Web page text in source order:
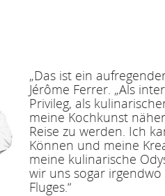
„Das ist ein
Jérôme Ferrer. „Als
Privileg, als
meine Kochkunst
Reise zu werden. Ich
Können und meine
meine kulinarische
wir uns sogar
Fluges.“